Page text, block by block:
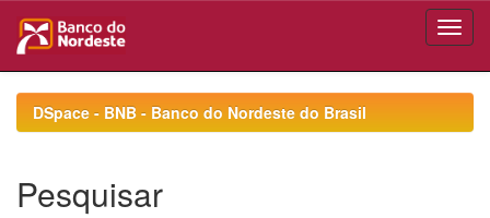
navigationDSpace - BNB - Banco do Nordeste do Brasil
Pesquisar